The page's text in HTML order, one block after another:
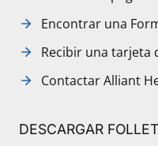
Encontrar una
Recibir una tarjeta
Contactar Alliant
DESCARGAR